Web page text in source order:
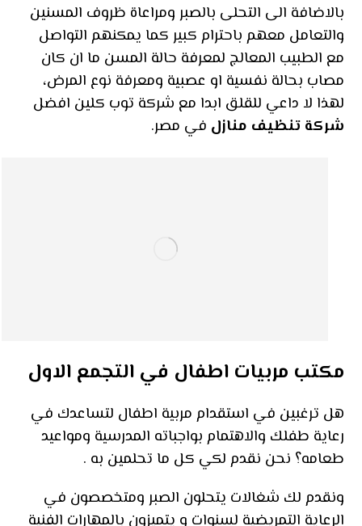
بالاضافة الى التحلى بالصبر ومراعاة ظروف المسنين
والتعامل معهم باحترام كبير كما يمكنهم التواصل
مع الطبيب المعالج لمعرفة حالة المسن ما ان كان
مصاب بحالة نفسية او عصبية ومعرفة نوع المرض،
لهذا لا داعي للقلق ابدا مع شركة توب كلين افضل
شركة تنظيف منازل في مصر.
مكتب مربيات اطفال في التجمع الاول
هل ترغبين في استقدام مربية اطفال لتساعدك في
رعاية طفلك والاهتمام بواجباته المدرسية ومواعيد
طعامه؟ نحن نقدم لكي كل ما تحلمين به .
ونقدم لك شغالات يتحلون الصبر ومتخصصون في
الرعاية التمريضية لسنوات و يتميزون بالمهارات الفنية